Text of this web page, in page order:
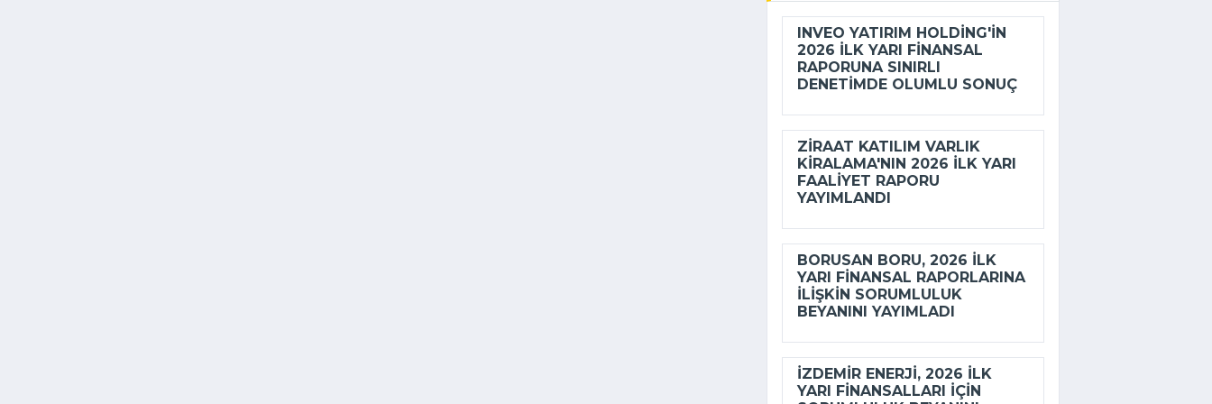
INVEO YATIRIM HOLDING'IN
2026 ILK YARI FINANSAL
RAPORUNA SINIRLI
DENETIMDE OLUMLU SONUÇ
ZIRAAT KATILIM VARLIK
KIRALAMA'NIN 2026 ILK YARI
FAALIYET RAPORU
YAYIMLANDI
BORUSAN BORU, 2026 ILK
YARI FINANSAL RAPORLARINA
ILIŞKIN SORUMLULUK
BEYANINI YAYIMLADI
İZDEMİR ENERJI, 2026 ILK
YARI FINANSALLARI IÇIN